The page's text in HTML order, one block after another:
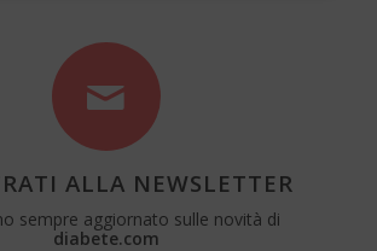
ALLA NEWSLETTER
sempre aggiornato sulle novità di
diabete.com